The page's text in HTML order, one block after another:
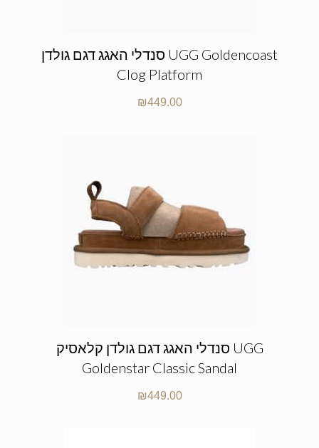
סנדלי האגג דגם גולדן UGG Goldencoast
Clog Platform
₪449.00
סנדלי האגג דגם גולדן קלאסיק UGG
Goldenstar Classic Sandal
₪449.00